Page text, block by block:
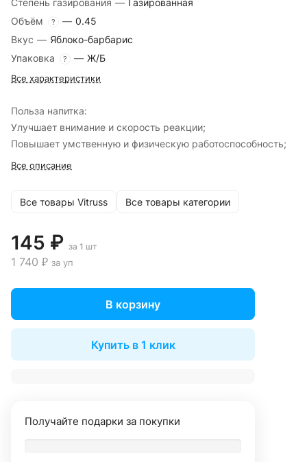
Степень газирования — Газированная
Объём
? — 0.45
Вкус — Яблоко-барбарис
Упаковка
? — Ж/Б
Все характеристики
Польза напитка:
Улучшает внимание и скорость реакции;
Повышает умственную и физическую работоспособность;
Все описание
Все товары Vitruss Все товары категории
145 ₽ за 1 шт
1 740 ₽ за уп
В корзину
Купить в 1 клик
Получайте подарки за покупки